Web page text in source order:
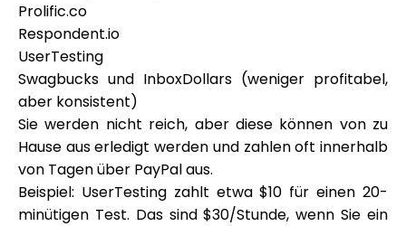
Prolific.co
Respondent.io
UserTesting
Swagbucks und InboxDollars (weniger profitabel,
aber konsistent)
Sie werden nicht reich, aber diese können von zu
Hause aus erledigt werden und zahlen oft innerhalb
von Tagen über PayPal aus.
Beispiel: UserTesting zahlt etwa $10 für einen 20-
minütigen Test. Das sind $30/Stunde, wenn Sie ein